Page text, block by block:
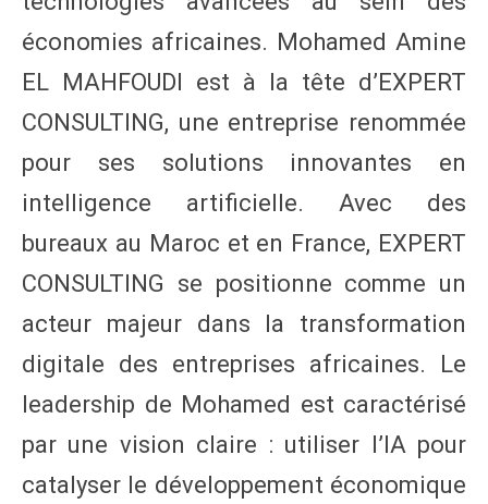
économies africaines. Mohamed Amine
EL MAHFOUDI est à la tête d’EXPERT
CONSULTING, une entreprise renommée
pour ses solutions innovantes en
intelligence artificielle. Avec des
bureaux au Maroc et en France, EXPERT
CONSULTING se positionne comme un
acteur majeur dans la transformation
digitale des entreprises africaines. Le
leadership de Mohamed est caractérisé
par une vision claire : utiliser l’IA pour
catalyser le développement économique